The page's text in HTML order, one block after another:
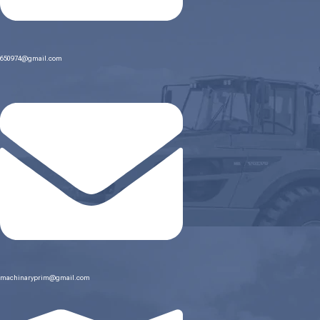
650974@gmail.com
machinaryprim@gmail.com